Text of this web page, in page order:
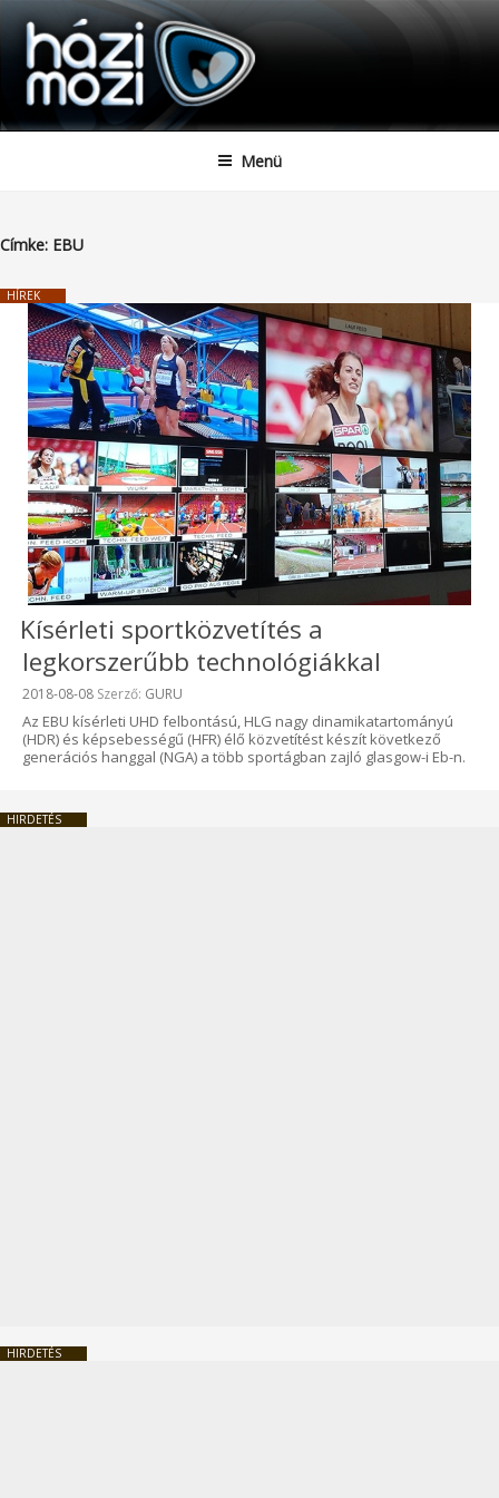
Tartalomhoz
HAZIMOZI
Menü
Címke: EBU
HÍREK
Kísérleti sportközvetítés a
legkorszerűbb technológiákkal
Beküldve:
2018-08-08 Szerző: GURU
Az EBU kísérleti UHD felbontású, HLG nagy dinamikatartományú
(HDR) és képsebességű (HFR) élő közvetítést készít következő
generációs hanggal (NGA) a több sportágban zajló glasgow-i Eb-n.
HIRDETÉS
HIRDETÉS